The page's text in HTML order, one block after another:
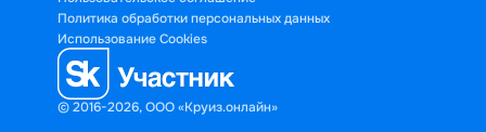
© 2016-2026, ООО «Круиз.онлайн»
Политика обработки персональных данных
Использование Cookies